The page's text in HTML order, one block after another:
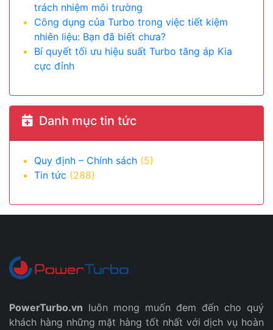
trách nhiệm môi trường
Công dụng của Turbo trong việc tiết kiệm
nhiên liệu: Bạn đã biết chưa?
Bí quyết tối ưu hiệu suất Turbo tăng áp Kia
cực đỉnh
Danh mục tin tức
Quy định – Chính sách (5)
Tin tức (288)
PowerTurbo.vn luôn mong muốn đem đến cho quý
khách hàng những mặt hàng tốt nhất với dịch vụ hoàn